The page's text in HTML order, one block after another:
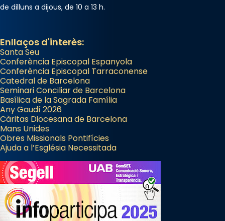
de dilluns a dijous, de 10 a 13 h.
Enllaços d'interès:
Santa Seu
Conferència Episcopal Espanyola
Conferència Episcopal Tarraconense
Catedral de Barcelona
Seminari Conciliar de Barcelona
Basílica de la Sagrada Família
Any Gaudí 2026
Càritas Diocesana de Barcelona
Mans Unides
Obres Missionals Pontifícies
Ajuda a l’Església Necessitada